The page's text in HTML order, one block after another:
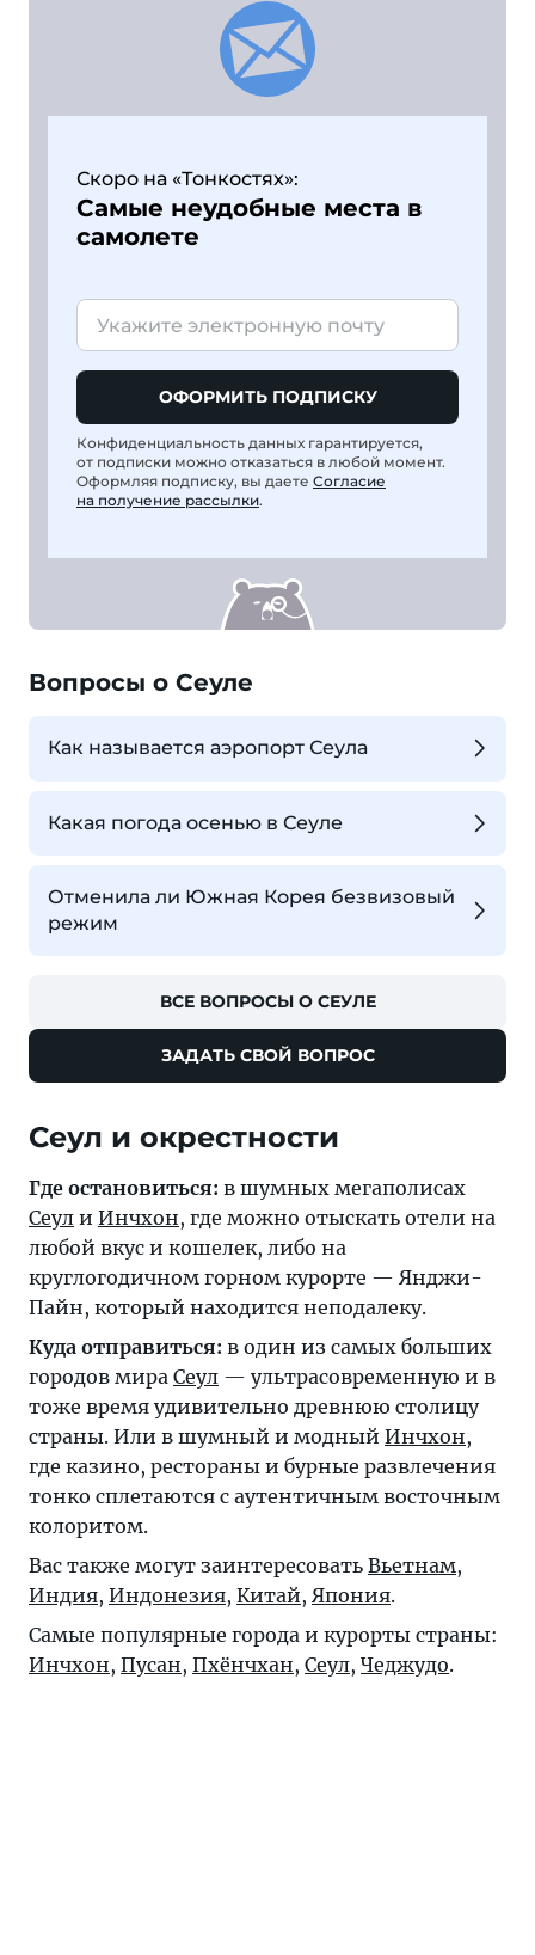
Скоро на «Тонкостях»:
Самые неудобные места в
самолете
ОФОРМИТЬ ПОДПИСКУ
Конфиденциальность данных гарантируется,
от подписки можно отказаться в любой момент.
Оформляя подписку, вы даете Согласие
на получение рассылки.
Вопросы о Сеуле
Как называется аэропорт Сеула
Какая погода осенью в Сеуле
Отменила ли Южная Корея безвизовый
режим
ВСЕ ВОПРОСЫ О СЕУЛЕ
ЗАДАТЬ СВОЙ ВОПРОС
Сеул и окрестности
Где остановиться: в шумных мегаполисах
Сеул и Инчхон, где можно отыскать отели на
любой вкус и кошелек, либо на
круглогодичном горном курорте — Янджи-
Пайн, который находится неподалеку.
Куда отправиться: в один из самых больших
городов мира Сеул — ультрасовременную и в
тоже время удивительно древнюю столицу
страны. Или в шумный и модный Инчхон,
где казино, рестораны и бурные развлечения
тонко сплетаются с аутентичным восточным
колоритом.
Вас также могут заинтересовать Вьетнам,
Индия, Индонезия, Китай, Япония.
Самые популярные города и курорты страны:
Инчхон, Пусан, Пхёнчхан, Сеул, Чеджудо.